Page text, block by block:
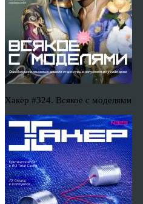
Хакер #324. Всякое с моделями